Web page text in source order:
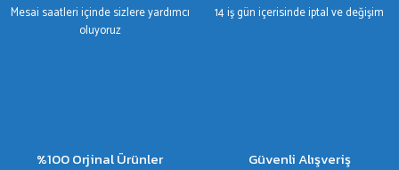
Mesai saatleri içinde sizlere yardımcı
oluyoruz
14 iş gün içerisinde iptal ve değişim
%100 Orjinal Ürünler Güvenli Alışveriş